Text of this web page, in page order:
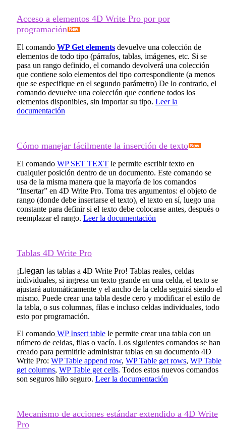
Acceso a elementos 4D Write Pro por por
programación
El comando WP Get elements devuelve una colección de
elementos de todo tipo (párrafos, tablas, imágenes, etc. Si se
pasa un rango definido, el comando devolverá una colección
que contiene solo elementos del tipo correspondiente (a menos
que se especifique en el segundo parámetro) De lo contrario, el
comando devuelve una colección que contiene todos los
elementos disponibles, sin importar su tipo. Leer la
documentación
Cómo manejar fácilmente la inserción de texto
El comando WP SET TEXT le permite escribir texto en
cualquier posición dentro de un documento. Este comando se
usa de la misma manera que la mayoría de los comandos
“Insertar” en 4D Write Pro. Toma tres argumentos: el objeto de
rango (donde debe insertarse el texto), el texto en sí, luego una
constante para definir si el texto debe colocarse antes, después o
reemplazar el rango. Leer la documentación
Tablas 4D Write Pro
¡L legan as tablas a 4D Write Pro! Tablas reales, celdas
individuales, si ingresa un texto grande en una celda, el texto se
ajustará automáticamente y el ancho de la celda seguirá siendo el
mismo. Puede crear una tabla desde cero y modificar el estilo de
la tabla, o sus columnas, filas e incluso celdas individuales, todo
esto por programación.
El comando WP Insert table le permite crear una tabla con un
número de celdas, filas o vacío. Los siguientes comandos se han
creado para permitirle administrar tablas en su documento 4D
Write Pro: WP Table append row, WP Table get rows, WP Table
get columns, WP Table get cells. Todos estos nuevos comandos
son seguros hilo seguro. Leer la documentación
Mecanismo de acciones estándar extendido a 4D Write
Pro